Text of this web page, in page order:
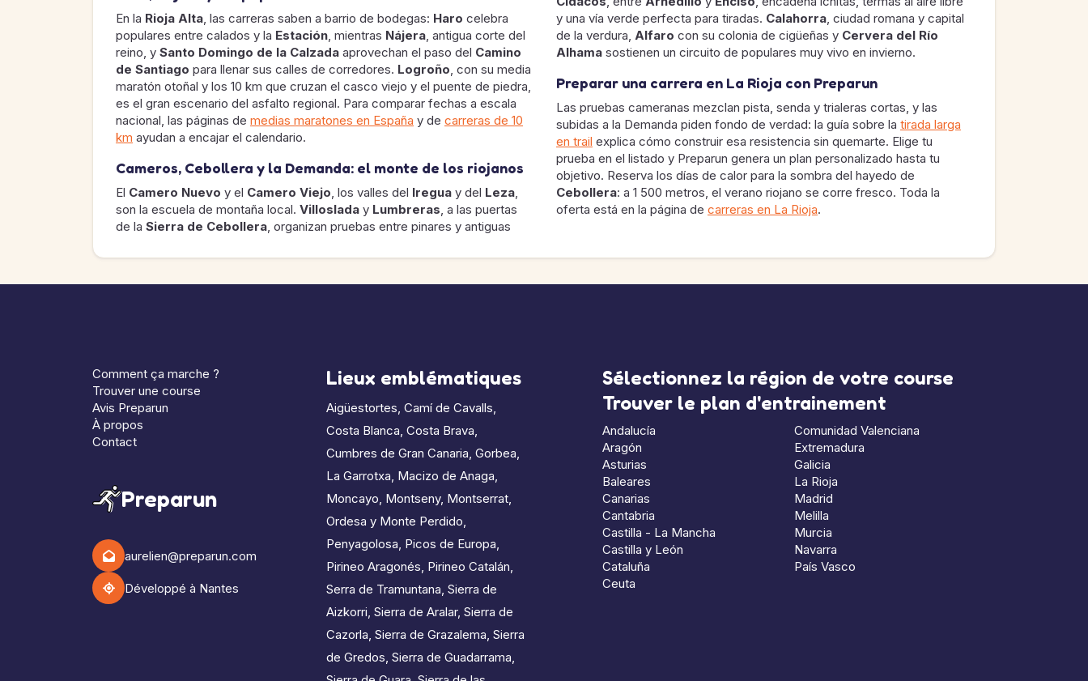
En la Rioja Alta, las carreras saben a barrio de bodegas: Haro celebra
populares entre calados y la Estación, mientras Nájera, antigua corte del
reino, y Santo Domingo de la Calzada aprovechan el paso del Camino
de Santiago para llenar sus calles de corredores. Logroño, con su media
maratón otoñal y los 10 km que cruzan el casco viejo y el puente de piedra,
es el gran escenario del asfalto regional. Para comparar fechas a escala
nacional, las páginas de medias maratones en España y de carreras de 10
km ayudan a encajar el calendario.
Cameros, Cebollera y la Demanda: el monte de los riojanos
El Camero Nuevo y el Camero Viejo, los valles del Iregua y del Leza,
son la escuela de montaña local. Villoslada y Lumbreras, a las puertas
de la Sierra de Cebollera, organizan pruebas entre pinares y antiguas
y una vía verde perfecta para tiradas. Calahorra, ciudad romana y capital
de la verdura, Alfaro con su colonia de cigüeñas y Cervera del Río
Alhama sostienen un circuito de populares muy vivo en invierno.
Preparar una carrera en La Rioja con Preparun
Las pruebas cameranas mezclan pista, senda y trialeras cortas, y las
subidas a la Demanda piden fondo de verdad: la guía sobre la tirada larga
en trail explica cómo construir esa resistencia sin quemarte. Elige tu
prueba en el listado y Preparun genera un plan personalizado hasta tu
objetivo. Reserva los días de calor para la sombra del hayedo de
Cebollera: a 1 500 metros, el verano riojano se corre fresco. Toda la
oferta está en la página de carreras en La Rioja.
Comment ça marche ?
Trouver une course
Avis Preparun
À propos
Contact
Preparun
aurelien@preparun.com
Développé à Nantes
Lieux emblématiques
Aigüestortes, Camí de Cavalls,
Costa Blanca, Costa Brava,
Cumbres de Gran Canaria, Gorbea,
La Garrotxa, Macizo de Anaga,
Moncayo, Montseny, Montserrat,
Ordesa y Monte Perdido,
Penyagolosa, Picos de Europa,
Pirineo Aragonés, Pirineo Catalán,
Serra de Tramuntana, Sierra de
Aizkorri, Sierra de Aralar, Sierra de
Cazorla, Sierra de Grazalema, Sierra
de Gredos, Sierra de Guadarrama,
Sélectionnez la région de votre course
Trouver le plan d'entrainement
Andalucía
Aragón
Asturias
Baleares
Canarias
Cantabria
Castilla - La Mancha
Castilla y León
Cataluña
Ceuta
Comunidad Valenciana
Extremadura
Galicia
La Rioja
Madrid
Melilla
Murcia
Navarra
País Vasco